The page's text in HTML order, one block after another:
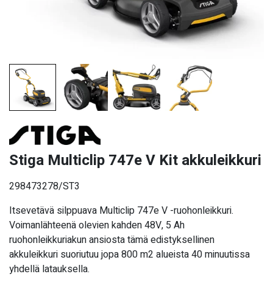
Stiga Multiclip 747e V Kit akkuleikkuri
298473278/ST3
Itsevetävä silppuava Multiclip 747e V -ruohonleikkuri.
Voimanlähteenä olevien kahden 48V, 5 Ah
ruohonleikkuriakun ansiosta tämä edistyksellinen
akkuleikkuri suoriutuu jopa 800 m2 alueista 40 minuutissa
yhdellä latauksella.